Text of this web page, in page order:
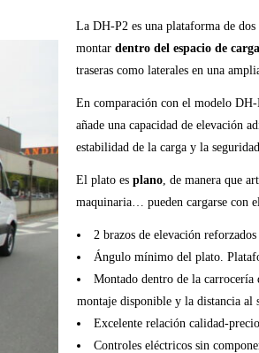
La DH-P2 es una plataforma de dos
montar dentro del espacio de carga
traseras como laterales en una
En comparación con el modelo
añade una capacidad de elevación
estabilidad de la carga y la
El plato es plano, de manera que
maquinaria… pueden cargarse con
2 brazos de elevación
Ángulo mínimo del plato.
Montado dentro de la carrocería
montaje disponible y la distancia al
Excelente relación calidad-
Controles eléctricos sin